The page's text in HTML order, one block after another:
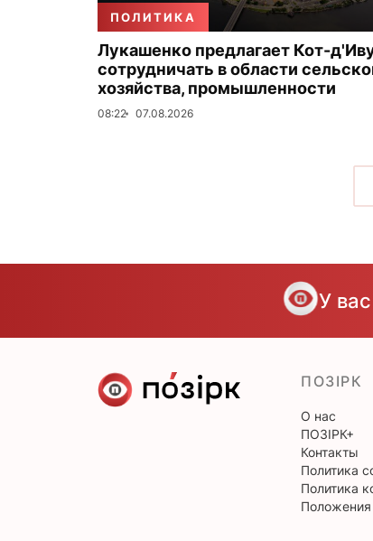
ПОЛИТИКА
Лукашенко предлагает Кот-
сотрудничать в области
хозяйства, промышленности
08:22 07.08.2026
У
ПОЗІРК
О нас
ПОЗІРК+
Контакты
Политика
Политика
Положения